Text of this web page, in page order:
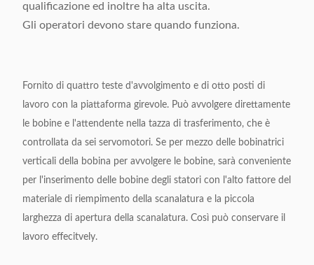
qualificazione ed inoltre ha alta uscita.
Gli operatori devono stare quando funziona.
Fornito di quattro teste d'avvolgimento e di otto posti di
lavoro con la piattaforma girevole. Può avvolgere direttamente
le bobine e l'attendente nella tazza di trasferimento, che è
controllata da sei servomotori. Se per mezzo delle bobinatrici
verticali della bobina per avvolgere le bobine, sarà conveniente
per l'inserimento delle bobine degli statori con l'alto fattore del
materiale di riempimento della scanalatura e la piccola
larghezza di apertura della scanalatura. Così può conservare il
lavoro effecitvely.